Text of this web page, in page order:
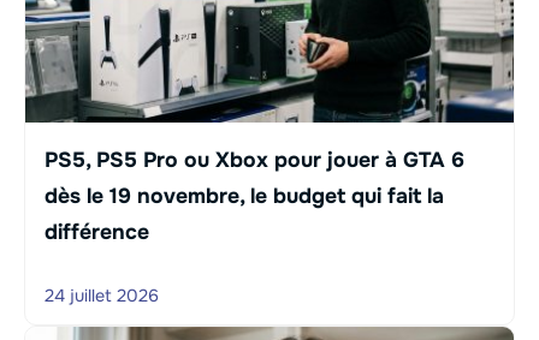
PS5, PS5 Pro ou Xbox pour jouer à GTA 6
dès le 19 novembre, le budget qui fait la
différence
24 juillet 2026